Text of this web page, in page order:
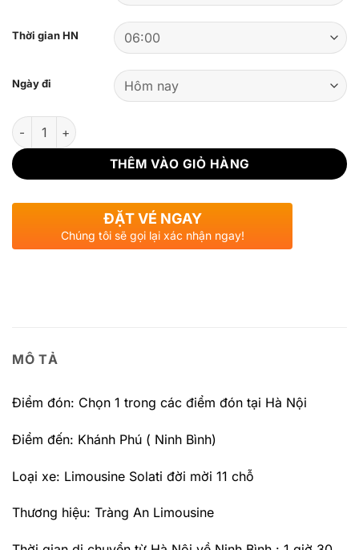
Thời gian HN
Ngày đi
Số lượng
THÊM VÀO GIỎ HÀNG
ĐẶT VÉ NGAY
Chúng tôi sẽ gọi lại xác nhận ngay!
MÔ TẢ
Điểm đón: Chọn 1 trong các điểm đón tại Hà Nội
Điểm đến: Khánh Phú ( Ninh Bình)
Loại xe: Limousine Solati đời mời 11 chỗ
Thương hiệu: Tràng An Limousine